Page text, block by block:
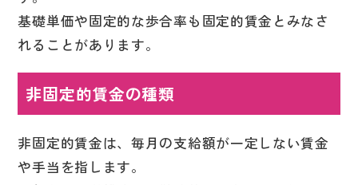
基礎単価や固定的な歩合率も固定的賃金とみなさ
れることがあります。
非固定的賃金の種類
非固定的賃金は、毎月の支給額が一定しない賃金
や手当を指します。